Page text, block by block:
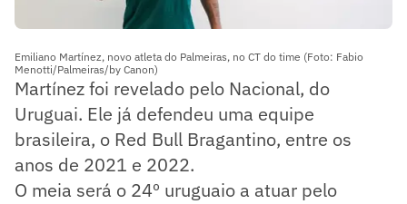
Emiliano Martínez, novo atleta do Palmeiras, no CT do time (Foto: Fabio
Menotti/Palmeiras/by Canon)
Martínez foi revelado pelo Nacional, do
Uruguai. Ele já defendeu uma equipe
brasileira, o Red Bull Bragantino, entre os
anos de 2021 e 2022.
O meia será o 24º uruguaio a atuar pelo